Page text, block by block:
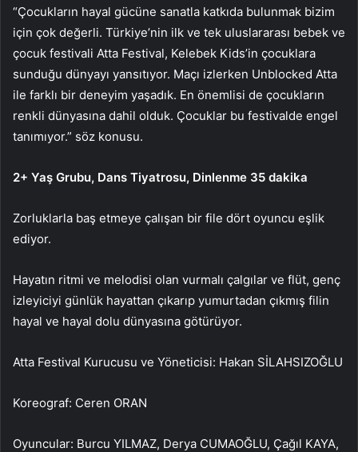
“Çocukların hayal gücüne sanatla katkıda bulunmak bizim
için çok değerli. Türkiye’nin ilk ve tek uluslararası bebek ve
çocuk festivali Atta Festival, Kelebek Kids’in çocuklara
sunduğu dünyayı yansıtıyor. Maçı izlerken Unblocked Atta
ile farklı bir deneyim yaşadık. En önemlisi de çocukların
renkli dünyasına dahil olduk. Çocuklar bu festivalde engel
tanımıyor.” söz konusu.
2+ Yaş Grubu, Dans Tiyatrosu, Dinlenme 35 dakika
Zorluklarla baş etmeye çalışan bir file dört oyuncu eşlik
ediyor.
Hayatın ritmi ve melodisi olan vurmalı çalgılar ve flüt, genç
izleyiciyi günlük hayattan çıkarıp yumurtadan çıkmış filin
hayal ve hayal dolu dünyasına götürüyor.
Atta Festival Kurucusu ve Yöneticisi: Hakan SİLAHSIZOĞLU
Koreograf: Ceren ORAN
Oyuncular: Burcu YILMAZ, Derya CUMAOĞLU, Çağıl KAYA,